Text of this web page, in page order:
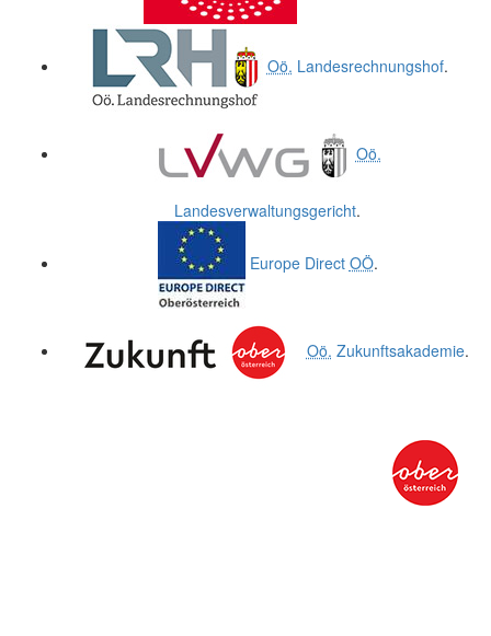
Oö. Landesrechnungshof.
Oö.
Landesverwaltungsgericht.
Europe Direct OÖ.
Oö. Zukunftsakademie.